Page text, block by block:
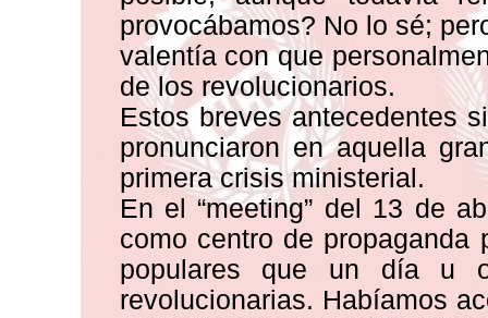
provocábamos? No lo sé;
valentía con que
de los revolucionarios.
Estos breves antecedentes
pronunciaron en aquella
primera crisis ministerial.
En el “meeting” del 13 de
como centro de
populares que un día u
revolucionarias. Habíamos